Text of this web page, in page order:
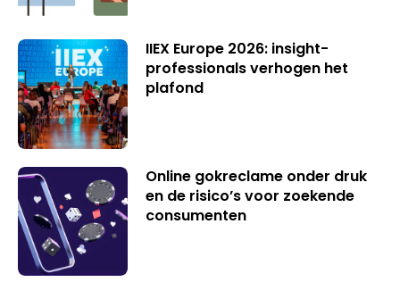
IIEX Europe 2026: insight-
professionals verhogen het
plafond
Online gokreclame onder druk
en de risico’s voor zoekende
consumenten